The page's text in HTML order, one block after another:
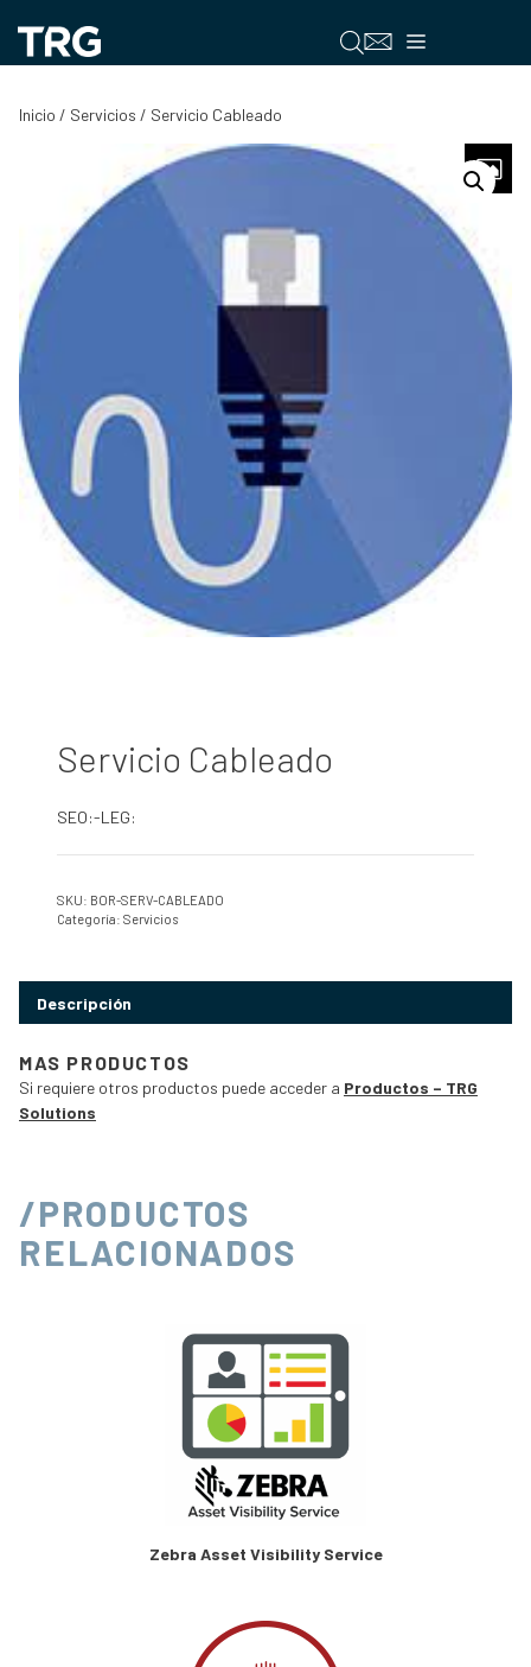
contenido
Menú
Inicio / Servicios / Servicio Cableado
Servicio Cableado
SEO:-LEG:
SKU: BOR-SERV-CABLEADO
Categoría: Servicios
Descripción
MAS PRODUCTOS
Si requiere otros productos puede acceder a Productos – TRG
Solutions
/PRODUCTOS
RELACIONADOS
Zebra Asset Visibility Service